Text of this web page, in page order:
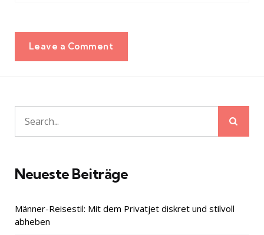
Leave a Comment
Search
for:
Neueste Beiträge
Männer-Reisestil: Mit dem Privatjet diskret und stilvoll
abheben